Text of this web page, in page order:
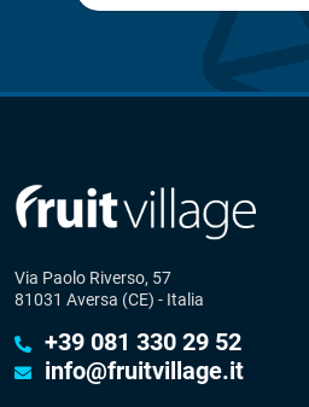
Via Paolo Riverso, 57
81031 Aversa (CE) - Italia
+39 081 330 29 52
info@fruitvillage.it